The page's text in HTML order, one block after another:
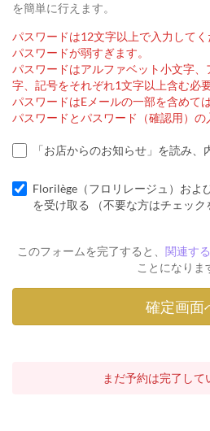
を簡単に行えます。
パスワードは12文字以上で入力して
パスワードが弱すぎます。
パスワードはアルファベット小文字
字、記号をそれぞれ1文字以上含む必
パスワードはEメールの一部を含めて
パスワードとパスワード（確認用）の
「お店からのお知らせ」を読み
Florilège（フロリレージュ）およ
を受け取る （不要な方はチェック
このフォームを完了すると、 関連す
ことになりま
まだ予約は完了して